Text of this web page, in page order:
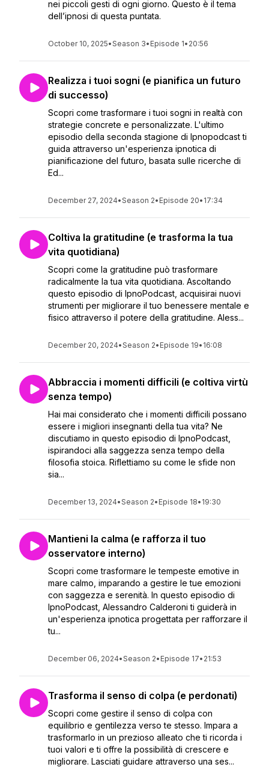
nei piccoli gesti di ogni giorno. Questo è il tema
dell’ipnosi di questa puntata.
October 10, 2025•Season 3• Episode 1• 20:56
Realizza i tuoi sogni (e pianifica un futuro
di successo)
Scopri come trasformare i tuoi sogni in realtà con
strategie concrete e personalizzate. L'ultimo
episodio della seconda stagione di Ipnopodcast ti
guida attraverso un'esperienza ipnotica di
pianificazione del futuro, basata sulle ricerche di
Ed...
December 27, 2024•Season 2• Episode 20• 17:34
Coltiva la gratitudine (e trasforma la tua
vita quotidiana)
Scopri come la gratitudine può trasformare
radicalmente la tua vita quotidiana. Ascoltando
questo episodio di IpnoPodcast, acquisirai nuovi
strumenti per migliorare il tuo benessere mentale e
fisico attraverso il potere della gratitudine. Aless...
December 20, 2024•Season 2• Episode 19• 16:08
Abbraccia i momenti difficili (e coltiva virtù
senza tempo)
Hai mai considerato che i momenti difficili possano
essere i migliori insegnanti della tua vita? Ne
discutiamo in questo episodio di IpnoPodcast,
ispirandoci alla saggezza senza tempo della
filosofia stoica. Riflettiamo su come le sfide non
sia...
December 13, 2024•Season 2• Episode 18• 19:30
Mantieni la calma (e rafforza il tuo
osservatore interno)
Scopri come trasformare le tempeste emotive in
mare calmo, imparando a gestire le tue emozioni
con saggezza e serenità. In questo episodio di
IpnoPodcast, Alessandro Calderoni ti guiderà in
un'esperienza ipnotica progettata per rafforzare il
tu...
December 06, 2024•Season 2• Episode 17• 21:53
Trasforma il senso di colpa (e perdonati)
Scopri come gestire il senso di colpa con
equilibrio e gentilezza verso te stesso. Impara a
trasformarlo in un prezioso alleato che ti ricorda i
tuoi valori e ti offre la possibilità di crescere e
migliorare. Lasciati guidare attraverso una ses...